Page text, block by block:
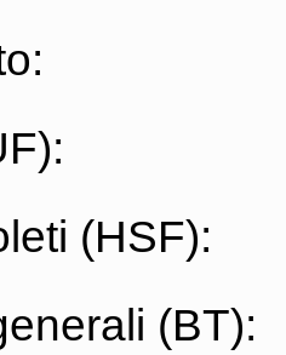
(HSF):
(BT):